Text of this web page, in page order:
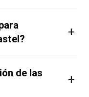
+
de las
+